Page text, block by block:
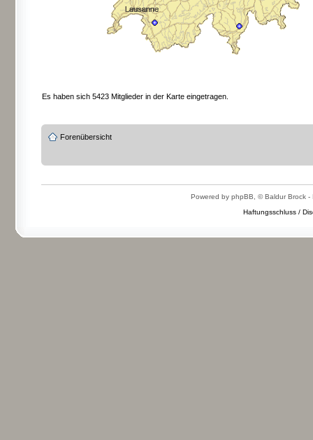
Es haben sich 5423 Mitglieder in der Karte eingetragen.
Forenübersicht
Powered by phpBB, © Baldur Brock -
Haftungsschluss /